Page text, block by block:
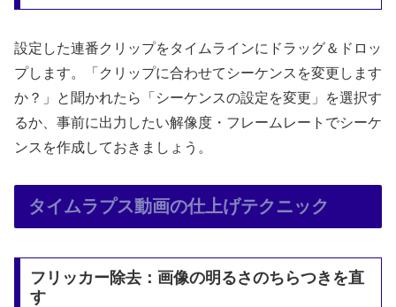
設定した連番クリップをタイムラインにドラッグ＆ドロッ
プします。「クリップに合わせてシーケンスを変更します
か？」と聞かれたら「シーケンスの設定を変更」を選択す
るか、事前に出力したい解像度・フレームレートでシーケ
ンスを作成しておきましょう。
タイムラプス動画の仕上げテクニック
フリッカー除去：画像の明るさのちらつきを直
す